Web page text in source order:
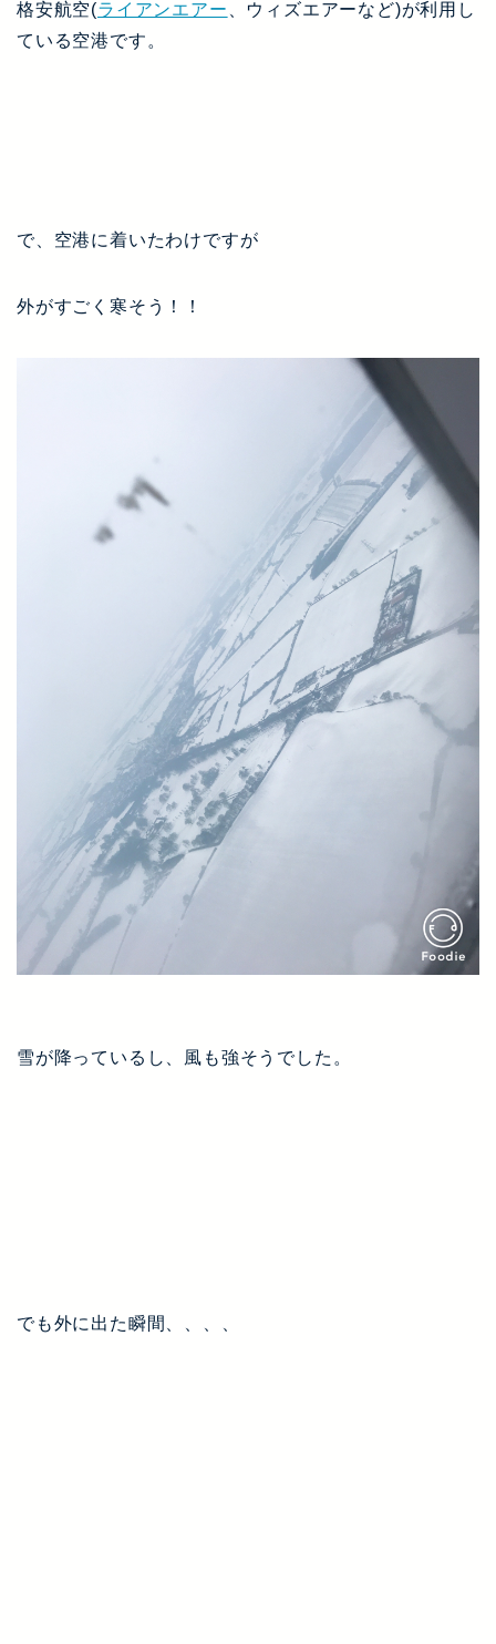
格安航空(ライアンエアー 、ウィズエアーなど)が利用し
ている空港です。
で、空港に着いたわけですが
外がすごく寒そう！！
雪が降っているし、風も強そうでした。
でも外に出た瞬間、、、、